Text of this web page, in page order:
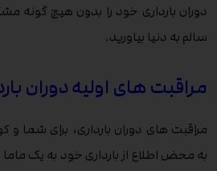
دوران بارداری خود را بدون هیچ گونه
سالم به دنیا بیاورید.
مراقبت های اولیه دوران
مراقبت های دوران بارداری، برای شما و
به محض اطلاع از بارداری خود به یک